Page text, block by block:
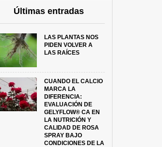
Últimas entradas
LAS PLANTAS NOS
PIDEN VOLVER A
LAS RAÍCES
CUANDO EL CALCIO
MARCA LA
DIFERENCIA:
EVALUACIÓN DE
GELYFLOW® CA EN
LA NUTRICIÓN Y
CALIDAD DE ROSA
SPRAY BAJO
CONDICIONES DE LA